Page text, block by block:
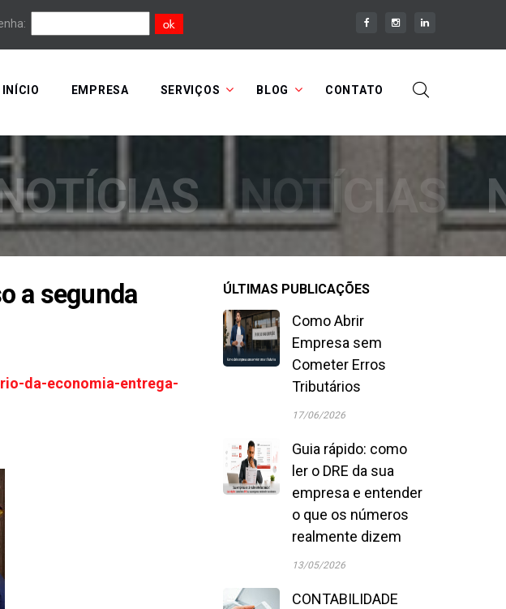
INÍCIO EMPRESA SERVIÇOS BLOG CONTATO
NOTÍCIAS
a segunda
da-economia-entrega-
ÚLTIMAS PUBLICAÇÕES
Como Abrir
Empresa sem
Cometer Erros
Tributários
17/06/2026
Guia rápido: como
ler o DRE da sua
empresa e entender
o que os números
realmente dizem
13/05/2026
CONTABILIDADE